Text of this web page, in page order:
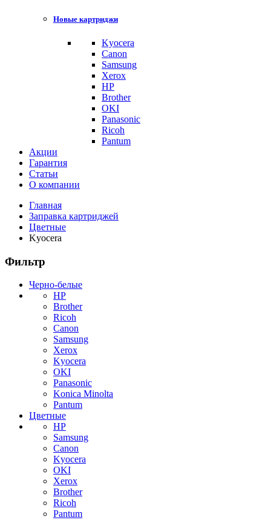
Новые картриджи
Kyocera
Canon
Samsung
Xerox
HP
Brother
OKI
Panasonic
Ricoh
Pantum
Акции
Гарантия
Статьи
О компании
Главная
Заправка картриджей
Цветные
Kyocera
Фильтр
Черно-белые
HP
Brother
Ricoh
Canon
Samsung
Xerox
Kyocera
OKI
Panasonic
Konica Minolta
Pantum
Цветные
HP
Samsung
Canon
Kyocera
OKI
Xerox
Brother
Ricoh
Pantum